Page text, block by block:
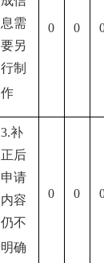
息需
要另
行制
作
0 0
3.补
正后
申请
内容
仍不
明确
0 0